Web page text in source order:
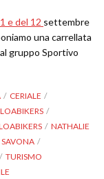
e del 12 settembre
una carrellata
gruppo Sportivo
CERIALE
NATHALIE
SAVONA
TURISMO